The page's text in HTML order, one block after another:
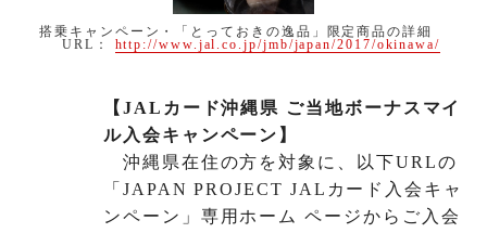
搭乗キャンペーン・「とっておきの逸品」限定商品の詳細
URL： http://www.jal.co.jp/jmb/japan/2017/okinawa/
【JALカード沖縄県 ご当地ボーナスマイ
ル入会キャンペーン】
沖縄県在住の方を対象に、以下URLの
「JAPAN PROJECT JALカード入会キャ
ンペーン」専用ホーム ページからご入会